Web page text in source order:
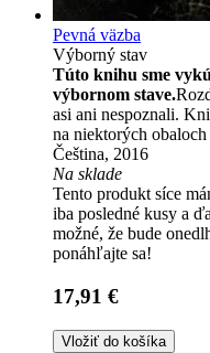
Pevná väzba
Výborný stav
Túto knihu sme
výbornom stave.
asi ani nespoznali.
na niektorých
Čeština, 2016
Na sklade
Tento produkt síce
iba posledné kusy a
možné, že bude
ponáhľajte sa!
17,91 €
Vložiť do košíka